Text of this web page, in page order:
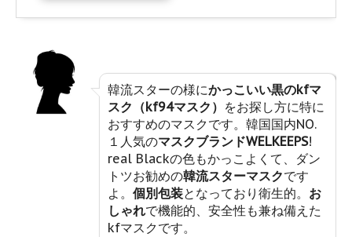
韓流スターの様にかっこいい黒のkfマ
スク（kf94マスク） をお探し方に特に
おすすめのマスクです。韓国国内NO.
１人気のマスクブランドWELKEEPS!
real Blackの色もかっこよくて、ダン
トツお勧めの韓流スターマスクです
よ。 個別包装となっており衛生的。 お
しゃれで機能的、安全性も兼ね備えた
kfマスクです。